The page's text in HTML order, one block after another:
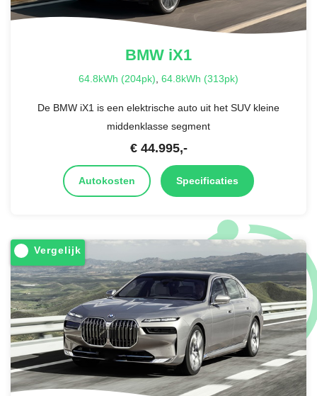
BMW iX1
64.8kWh (204pk), 64.8kWh (313pk)
De BMW iX1 is een elektrische auto uit het SUV kleine
middenklasse segment
€ 44.995,-
Autokosten Specificaties
Vergelijk